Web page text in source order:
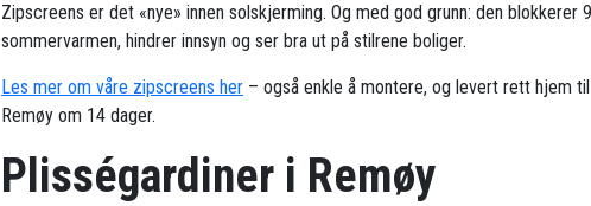
Zipscreens er det «nye» innen solskjerming. Og med god grunn: den blokkerer
sommervarmen, hindrer innsyn og ser bra ut på stilrene boliger.
Les mer om våre zipscreens her – også enkle å montere, og levert rett hjem
Remøy om 14 dager.
Plisségardiner i Remøy